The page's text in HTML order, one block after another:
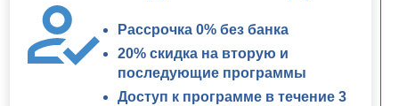
Рассрочка 0% без банка
20% скидка на вторую и
последующие программы
Доступ к программе в течение 3